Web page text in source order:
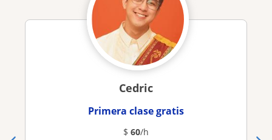
Cedric
Primera clase gratis
$ 60/h